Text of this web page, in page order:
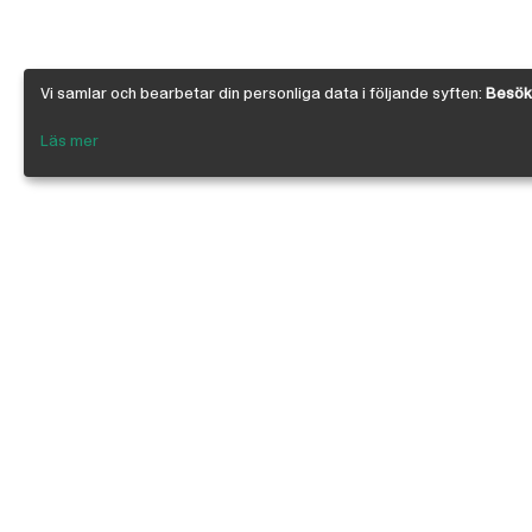
Vi samlar och bearbetar din personliga data i följande syften:
Läs mer